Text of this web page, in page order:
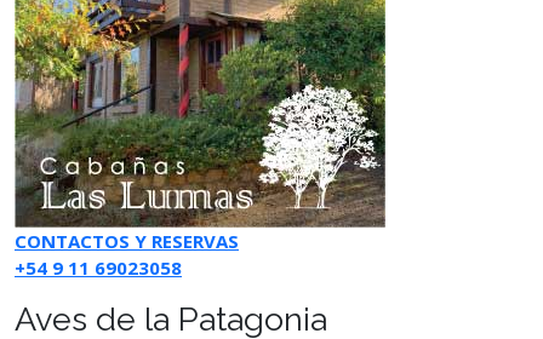
CONTACTOS Y RESERVAS
+54 9 11 69023058
Aves de la Patagonia